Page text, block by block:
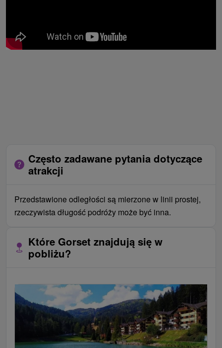
Często zadawane pytania dotyczące
atrakcji
Przedstawione odległości są mierzone w linii prostej,
rzeczywista długość podróży może być inna.
Które Gorset znajdują się w
pobliżu?